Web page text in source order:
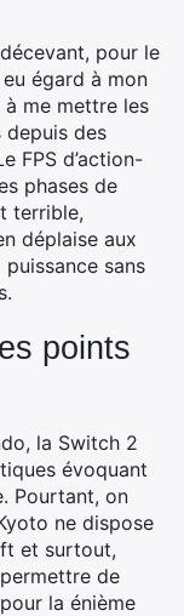
pour le
égard à mon
me mettre les
depuis des
FPS d’action-
phases de
terrible,
déplaise aux
sans
points
la Switch 2
évoquant
Pourtant, on
ne dispose
et surtout,
de
la énième